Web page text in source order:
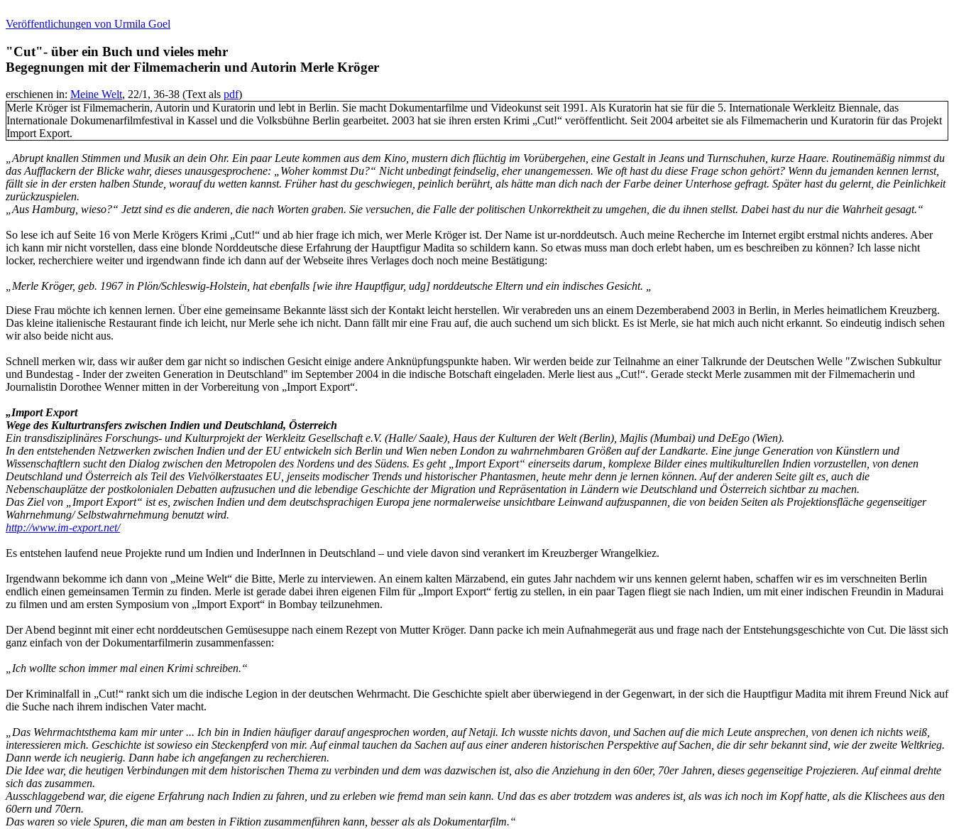
Veröffentlichungen von Urmila Goel
"Cut"- über ein Buch und vieles mehr
Begegnungen mit der Filmemacherin und Autorin Merle Kröger
erschienen in: Meine Welt, 22/1, 36-38 (Text als pdf)
Merle Kröger ist Filmemacherin, Autorin und Kuratorin und lebt in Berlin. Sie macht Dokumentarfilme und Videokunst seit 1991. Als Kuratorin hat sie für die 5. Internationale Werkleitz Biennale, das
Internationale Dokumenarfilmfestival in Kassel und die Volksbühne Berlin gearbeitet. 2003 hat sie ihren ersten Krimi „Cut!“ veröffentlicht. Seit 2004 arbeitet sie als Filmemacherin und Kuratorin für das Projekt
Import Export.
„Abrupt knallen Stimmen und Musik an dein Ohr. Ein paar Leute kommen aus dem Kino, mustern dich flüchtig im Vorübergehen, eine Gestalt in Jeans und Turnschuhen, kurze Haare. Routinemäßig nimmst du
das Aufflackern der Blicke wahr, dieses unausgesprochene: „Woher kommst Du?“ Nicht unbedingt feindselig, eher unangemessen. Wie oft hast du diese Frage schon gehört? Wenn du jemanden kennen lernst,
fällt sie in der ersten halben Stunde, worauf du wetten kannst. Früher hast du geschwiegen, peinlich berührt, als hätte man dich nach der Farbe deiner Unterhose gefragt. Später hast du gelernt, die Peinlichkeit
zurückzuspielen.
„Aus Hamburg, wieso?“ Jetzt sind es die anderen, die nach Worten graben. Sie versuchen, die Falle der politischen Unkorrektheit zu umgehen, die du ihnen stellst. Dabei hast du nur die Wahrheit gesagt.“
So lese ich auf Seite 16 von Merle Krögers Krimi „Cut!“ und ab hier frage ich mich, wer Merle Kröger ist. Der Name ist ur-norddeutsch. Auch meine Recherche im Internet ergibt erstmal nichts anderes. Aber
ich kann mir nicht vorstellen, dass eine blonde Norddeutsche diese Erfahrung der Hauptfigur Madita so schildern kann. So etwas muss man doch erlebt haben, um es beschreiben zu können? Ich lasse nicht
locker, recherchiere weiter und irgendwann finde ich dann auf der Webseite ihres Verlages doch noch meine Bestätigung:
„Merle Kröger, geb. 1967 in Plön/Schleswig-Holstein, hat ebenfalls [wie ihre Hauptfigur, udg] norddeutsche Eltern und ein indisches Gesicht. „
Diese Frau möchte ich kennen lernen. Über eine gemeinsame Bekannte lässt sich der Kontakt leicht herstellen. Wir verabreden uns an einem Dezemberabend 2003 in Berlin, in Merles heimatlichem Kreuzberg.
Das kleine italienische Restaurant finde ich leicht, nur Merle sehe ich nicht. Dann fällt mir eine Frau auf, die auch suchend um sich blickt. Es ist Merle, sie hat mich auch nicht erkannt. So eindeutig indisch sehen
wir also beide nicht aus.
Schnell merken wir, dass wir außer dem gar nicht so indischen Gesicht einige andere Anknüpfungspunkte haben. Wir werden beide zur Teilnahme an einer Talkrunde der Deutschen Welle "Zwischen Subkultur
und Bundestag - Inder der zweiten Generation in Deutschland" im September 2004 in die indische Botschaft eingeladen. Merle liest aus „Cut!“. Gerade steckt Merle zusammen mit der Filmemacherin und
Journalistin Dorothee Wenner mitten in der Vorbereitung von „Import Export“.
„Import Export
Wege des Kulturtransfers zwischen Indien und Deutschland, Österreich
Ein transdisziplinäres Forschungs- und Kulturprojekt der Werkleitz Gesellschaft e.V. (Halle/ Saale), Haus der Kulturen der Welt (Berlin), Majlis (Mumbai) und DeEgo (Wien).
In den entstehenden Netzwerken zwischen Indien und der EU entwickeln sich Berlin und Wien neben London zu wahrnehmbaren Größen auf der Landkarte. Eine junge Generation von Künstlern und
Wissenschaftlern sucht den Dialog zwischen den Metropolen des Nordens und des Südens. Es geht „Import Export“ einerseits darum, komplexe Bilder eines multikulturellen Indien vorzustellen, von denen
Deutschland und Österreich als Teil des Vielvölkerstaates EU, jenseits modischer Trends und historischer Phantasmen, heute mehr denn je lernen können. Auf der anderen Seite gilt es, auch die
Nebenschauplätze der postkolonialen Debatten aufzusuchen und die lebendige Geschichte der Migration und Repräsentation in Ländern wie Deutschland und Österreich sichtbar zu machen.
Das Ziel von „Import Export“ ist es, zwischen Indien und dem deutschsprachigen Europa jene normalerweise unsichtbare Leinwand aufzuspannen, die von beiden Seiten als Projektionsfläche gegenseitiger
Wahrnehmung/ Selbstwahrnehmung benutzt wird.
http://www.im-export.net/
Es entstehen laufend neue Projekte rund um Indien und InderInnen in Deutschland – und viele davon sind verankert im Kreuzberger Wrangelkiez.
Irgendwann bekomme ich dann von „Meine Welt“ die Bitte, Merle zu interviewen. An einem kalten Märzabend, ein gutes Jahr nachdem wir uns kennen gelernt haben, schaffen wir es im verschneiten Berlin
endlich einen gemeinsamen Termin zu finden. Merle ist gerade dabei ihren eigenen Film für „Import Export“ fertig zu stellen, in ein paar Tagen fliegt sie nach Indien, um mit einer indischen Freundin in Madurai
zu filmen und am ersten Symposium von „Import Export“ in Bombay teilzunehmen.
Der Abend beginnt mit einer echt norddeutschen Gemüsesuppe nach einem Rezept von Mutter Kröger. Dann packe ich mein Aufnahmegerät aus und frage nach der Entstehungsgeschichte von Cut. Die lässt sich
ganz einfach von der Dokumentarfilmerin zusammenfassen:
„Ich wollte schon immer mal einen Krimi schreiben.“
Der Kriminalfall in „Cut!“ rankt sich um die indische Legion in der deutschen Wehrmacht. Die Geschichte spielt aber überwiegend in der Gegenwart, in der sich die Hauptfigur Madita mit ihrem Freund Nick auf
die Suche nach ihrem indischen Vater macht.
„Das Wehrmachtsthema kam mir unter ... Ich bin in Indien häufiger darauf angesprochen worden, auf Netaji. Ich wusste nichts davon, und Sachen auf die mich Leute ansprechen, von denen ich nichts weiß,
interessieren mich. Geschichte ist sowieso ein Steckenpferd von mir. Auf einmal tauchen da Sachen auf aus einer anderen historischen Perspektive auf Sachen, die dir sehr bekannt sind, wie der zweite Weltkrieg.
Dann werde ich neugierig. Dann habe ich angefangen zu recherchieren.
Die Idee war, die heutigen Verbindungen mit dem historischen Thema zu verbinden und dem was dazwischen ist, also die Anziehung in den 60er, 70er Jahren, dieses gegenseitige Projezieren. Auf einmal drehte
sich das zusammen.
Ausschlaggebend war, die eigene Erfahrung nach Indien zu fahren, und zu erleben wie fremd man sein kann. Und das es aber trotzdem was anderes ist, als was ich noch im Kopf hatte, als die Klischees aus den
60ern und 70ern.
Das waren so viele Spuren, die man am besten in Fiktion zusammenführen kann, besser als als Dokumentarfilm.“